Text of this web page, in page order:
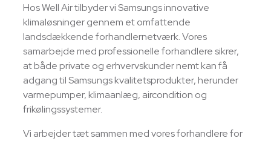
Hos Well Air tilbyder vi Samsungs innovative
klimaløsninger gennem et omfattende
landsdækkende forhandlernetværk. Vores
samarbejde med professionelle forhandlere sikrer,
at både private og erhvervskunder nemt kan få
adgang til Samsungs kvalitetsprodukter, herunder
varmepumper, klimaanlæg, aircondition og
frikølingssystemer.
Vi arbejder tæt sammen med vores forhandlere for